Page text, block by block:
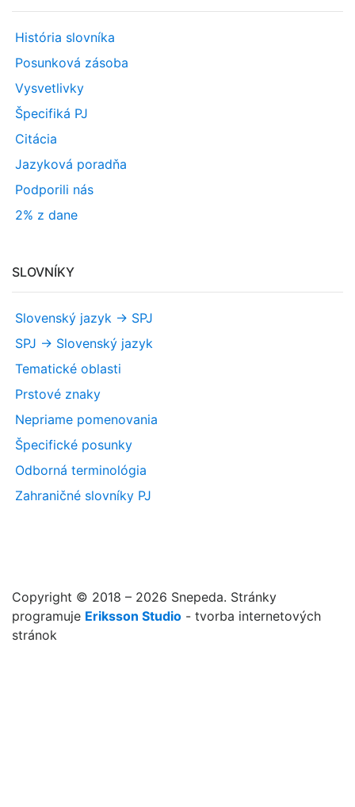
História slovníka
Posunková zásoba
Vysvetlivky
Špecifiká PJ
Citácia
Jazyková poradňa
Podporili nás
2% z dane
SLOVNÍKY
Slovenský jazyk -> SPJ
SPJ -> Slovenský jazyk
Tematické oblasti
Prstové znaky
Nepriame pomenovania
Špecifické posunky
Odborná terminológia
Zahraničné slovníky PJ
Copyright © 2018 – 2026 Snepeda. Stránky
programuje Eriksson Studio - tvorba internetových
stránok